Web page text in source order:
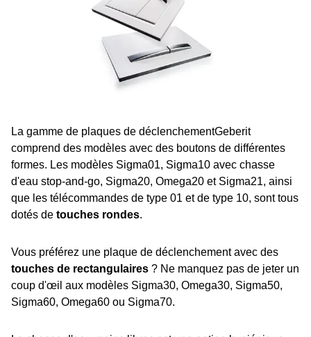
La gamme de plaques de déclenchementGeberit
comprend des modèles avec des boutons de différentes
formes. Les modèles Sigma01, Sigma10 avec chasse
d'eau stop-and-go, Sigma20, Omega20 et Sigma21, ainsi
que les télécommandes de type 01 et de type 10, sont tous
dotés de touches rondes.
Vous préférez une plaque de déclenchement avec des
touches de rectangulaires ? Ne manquez pas de jeter un
coup d'œil aux modèles Sigma30, Omega30, Sigma50,
Sigma60, Omega60 ou Sigma70.